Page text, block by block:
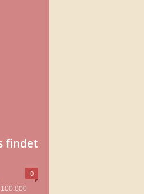
findet
0